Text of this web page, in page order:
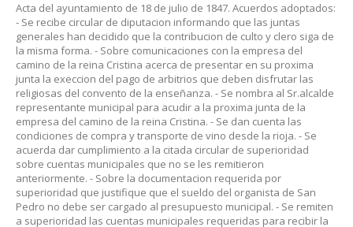
Acta del ayuntamiento de 18 de julio de 1847. Acuerdos adoptados:
- Se recibe circular de diputacion informando que las juntas
generales han decidido que la contribucion de culto y clero siga de
la misma forma. - Sobre comunicaciones con la empresa del
camino de la reina Cristina acerca de presentar en su proxima
junta la execcion del pago de arbitrios que deben disfrutar las
religiosas del convento de la enseñanza. - Se nombra al Sr.alcalde
representante municipal para acudir a la proxima junta de la
empresa del camino de la reina Cristina. - Se dan cuenta las
condiciones de compra y transporte de vino desde la rioja. - Se
acuerda dar cumplimiento a la citada circular de superioridad
sobre cuentas municipales que no se les remitieron
anteriormente. - Sobre la documentacion requerida por
superioridad que justifique que el sueldo del organista de San
Pedro no debe ser cargado al presupuesto municipal. - Se remiten
a superioridad las cuentas municipales requeridas para recibir la